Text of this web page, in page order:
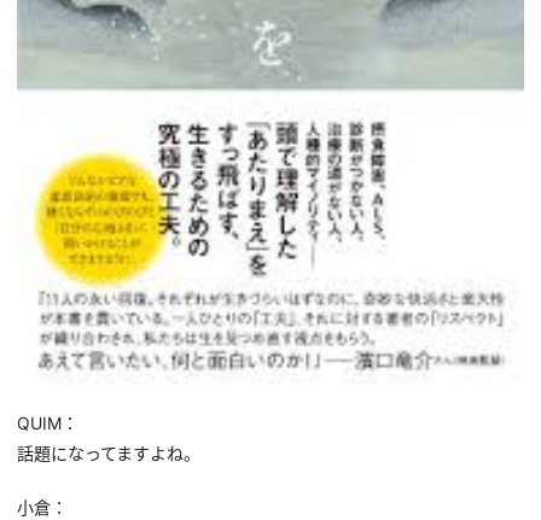
QUIM ：
話題になってますよね。
小倉：